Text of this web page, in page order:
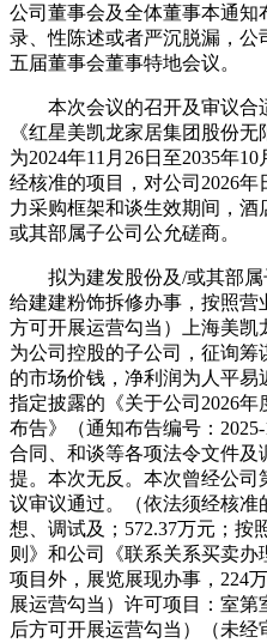
公司董事会及全体董事本通
录、性陈述或者严沉脱漏，公
五届董事会董事特地会议。
本次会议的召开及审议合
《红星美凯龙家居集团股份
为2024年11月26日至2035年
经核准的项目，对公司2026
力采购框架和谈生效期间，
或其部属子公司公允磋商。
拟为建发股份及/或其部属
给建建粉饰拆修办事，按照
方可开展运营勾当）上海美凯
为公司控股的子公司，征询
的市场价钱，净利润为人平易
指定披露的《关于公司2026
布告》（通知布告编号：
合同、和谈等各项法令文件
提。本次无反。本次曾经公
议审议通过。（依法须经核
想、调试及；572.37万元；按
则》和公司《联系关系买卖
项目外，展览展现办事，224
展运营勾当）许可项目：室
后方可开展运营勾当）（未经